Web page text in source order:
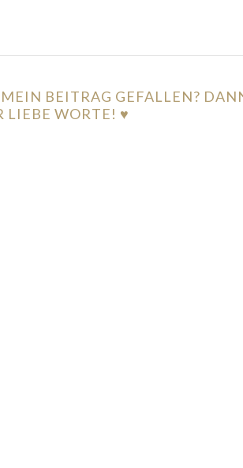
BEITRAG GEFALLEN?
LIEBE WORTE! ♥